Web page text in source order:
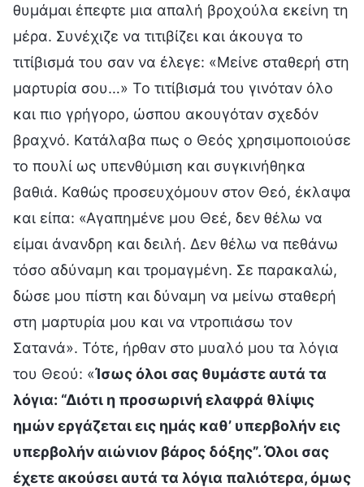
θυμάμαι έπεφτε μια απαλή βροχούλα εκείνη τη
μέρα. Συνέχιζε να τιτιβίζει και άκουγα το
τιτίβισμά του σαν να έλεγε: «Μείνε σταθερή στη
μαρτυρία σου…» Το τιτίβισμά του γινόταν όλο
και πιο γρήγορο, ώσπου ακουγόταν σχεδόν
βραχνό. Κατάλαβα πως ο Θεός χρησιμοποιούσε
το πουλί ως υπενθύμιση και συγκινήθηκα
βαθιά. Καθώς προσευχόμουν στον Θεό, έκλαψα
και είπα: «Αγαπημένε μου Θεέ, δεν θέλω να
είμαι άνανδρη και δειλή. Δεν θέλω να πεθάνω
τόσο αδύναμη και τρομαγμένη. Σε παρακαλώ,
δώσε μου πίστη και δύναμη να μείνω σταθερή
στη μαρτυρία μου και να ντροπιάσω τον
Σατανά». Τότε, ήρθαν στο μυαλό μου τα λόγια
του Θεού: «Ίσως όλοι σας θυμάστε αυτά τα
λόγια: “Διότι η προσωρινή ελαφρά θλίψις
ημών εργάζεται εις ημάς καθ’ υπερβολήν εις
υπερβολήν αιώνιον βάρος δόξης”. Όλοι σας
έχετε ακούσει αυτά τα λόγια παλιότερα, όμως